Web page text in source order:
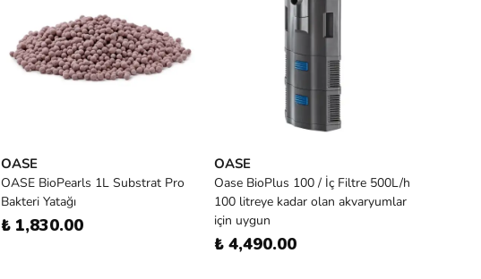
OASE
OASE BioPearls 1L Substrat Pro
Bakteri Yatağı
₺ 1,830.00
OASE
Oase BioPlus 100 / İç Filtre 500L/h
100 litreye kadar olan akvaryumlar
için uygun
₺ 4,490.00